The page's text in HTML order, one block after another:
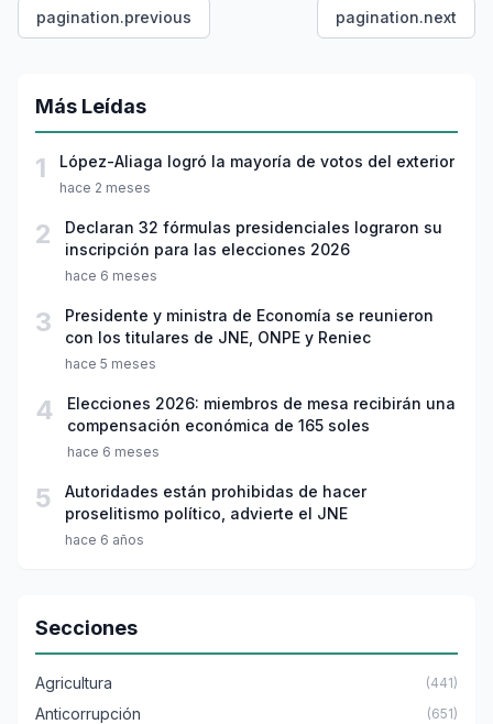
pagination.previous pagination.next
Más Leídas
1 López-Aliaga logró la mayoría de votos del exterior
hace 2 meses
2
Declaran 32 fórmulas presidenciales lograron su
inscripción para las elecciones 2026
hace 6 meses
3
Presidente y ministra de Economía se reunieron
con los titulares de JNE, ONPE y Reniec
hace 5 meses
4
Elecciones 2026: miembros de mesa recibirán una
compensación económica de 165 soles
hace 6 meses
5
Autoridades están prohibidas de hacer
proselitismo político, advierte el JNE
hace 6 años
Secciones
Agricultura (441)
Anticorrupción (651)